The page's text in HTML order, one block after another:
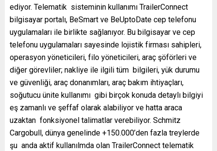
ediyor. Telematik sisteminin kullanımı TrailerConnect
bilgisayar portalı, BeSmart ve BeUptoDate cep telefonu
uygulamaları ile birlikte sağlanıyor. Bu bilgisayar ve cep
telefonu uygulamaları sayesinde lojistik firması sahipleri,
operasyon yöneticileri, filo yöneticileri, araç şöförleri ve
diğer görevliler; nakliye ile ilgili tüm bilgileri, yük durumu
ve güvenliği, araç donanımları, araç bakım ihtiyaçları,
soğutucu ünite kullanımı gibi birçok konuda detaylı bilgiyi
eş zamanlı ve şeffaf olarak alabiliyor ve hatta araca
uzaktan fonksiyonel talimatlar verebiliyor. Schmitz
Cargobull, dünya genelinde +150.000’den fazla treylerde
şu anda aktif kullanılmda olan TrailerConnect telematik